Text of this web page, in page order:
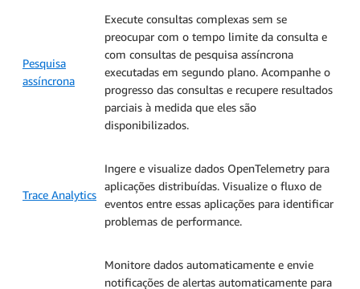
Pesquisa
assíncrona
Execute consultas complexas sem se
preocupar com o tempo limite da consulta e
com consultas de pesquisa assíncrona
executadas em segundo plano. Acompanhe o
progresso das consultas e recupere resultados
parciais à medida que eles são
disponibilizados.
Trace Analytics
Ingere e visualize dados OpenTelemetry para
aplicações distribuídas. Visualize o fluxo de
eventos entre essas aplicações para identificar
problemas de performance.
Monitore dados automaticamente e envie
notificações de alertas automaticamente para